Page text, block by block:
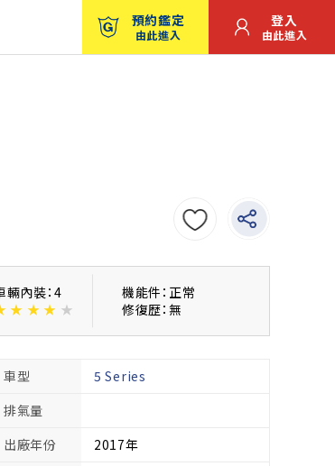
預約鑑定
由此進入
登入
由此進入
輛內裝：4
★ ★ ★ ★
機能件：正常
修復歴：無
車型
5 Series
排氣量
出廠年份
2017年